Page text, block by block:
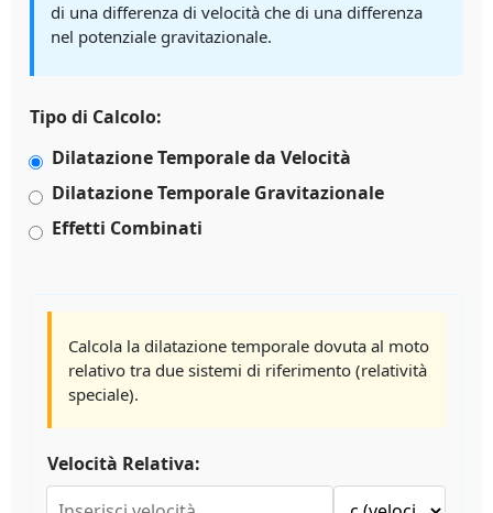
di una differenza di velocità che di una differenza
nel potenziale gravitazionale.
Tipo di Calcolo:
Dilatazione Temporale da Velocità
Dilatazione Temporale Gravitazionale
Effetti Combinati
Calcola la dilatazione temporale dovuta al moto
relativo tra due sistemi di riferimento (relatività
speciale).
Velocità Relativa: